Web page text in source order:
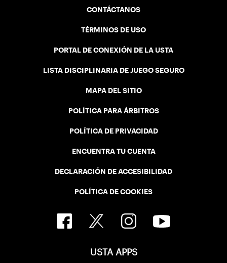
CONTÁCTANOS
TÉRMINOS DE USO
PORTAL DE CONEXIÓN DE LA USTA
LISTA DISCIPLINARIA DE JUEGO SEGURO
MAPA DEL SITIO
POLÍTICA PARA ÁRBITROS
POLÍTICA DE PRIVACIDAD
ENCUENTRA TU CUENTA
DECLARACIÓN DE ACCESIBILIDAD
POLÍTICA DE COOKIES
USTA APPS